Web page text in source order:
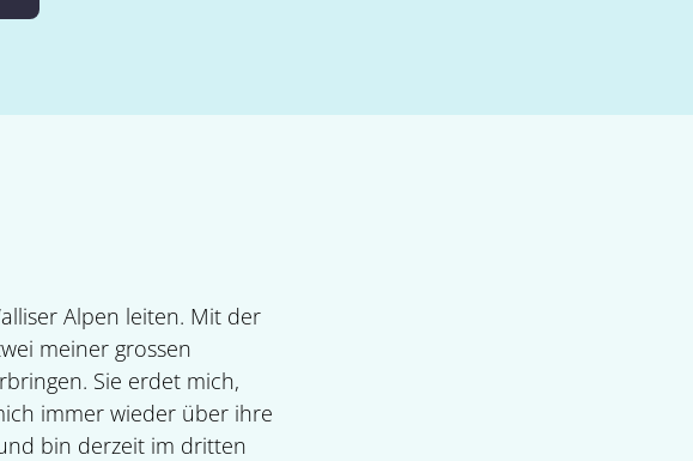
Alpen leiten. Mit der
meiner grossen
Sie erdet mich,
immer wieder über ihre
bin derzeit im dritten